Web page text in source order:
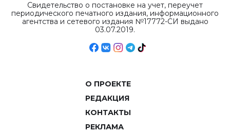
Свидетельство о постановке на учет, переучет
периодического печатного издания, информационного
агентства и сетевого издания №17772-СИ выдано
03.07.2019.
О ПРОЕКТЕ
РЕДАКЦИЯ
КОНТАКТЫ
РЕКЛАМА